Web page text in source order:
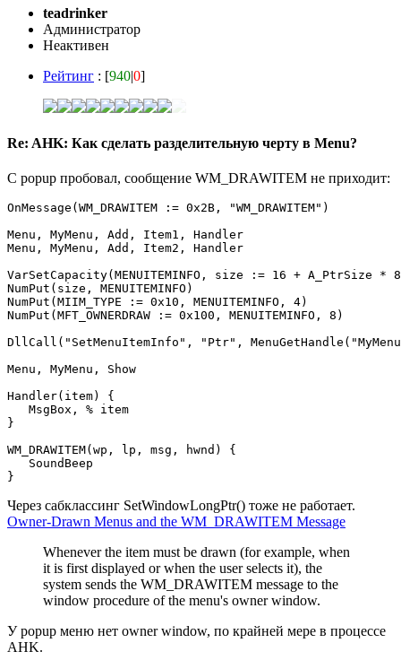
teadrinker
Администратор
Неактивен
Рейтинг : [940|0]
Re: AHK: Как сделать разделительную черту в Menu?
С popup пробовал, сообщение WM_DRAWITEM не приходит:
OnMessage(WM_DRAWITEM := 0x2B, "WM_DRAWITEM")
Menu, MyMenu, Add, Item1, Handler
Menu, MyMenu, Add, Item2, Handler
VarSetCapacity(MENUITEMINFO, size := 16 + A_PtrSize *
NumPut(size, MENUITEMINFO)
NumPut(MIIM_TYPE := 0x10, MENUITEMINFO, 4)
NumPut(MFT_OWNERDRAW := 0x100, MENUITEMINFO, 8)
DllCall("SetMenuItemInfo", "Ptr",
Menu, MyMenu, Show
Handler(item) {
   MsgBox, % item
}
WM_DRAWITEM(wp, lp, msg, hwnd) {
   SoundBeep
}
Через сабклассинг SetWindowLongPtr() тоже не работает.
Owner-Drawn Menus and the WM_DRAWITEM Message
Whenever the item must be drawn (for example, when
it is first displayed or when the user selects it), the
system sends the WM_DRAWITEM message to the
window procedure of the menu's owner window.
У popup меню нет owner window, по крайней мере в процессе
AHK.